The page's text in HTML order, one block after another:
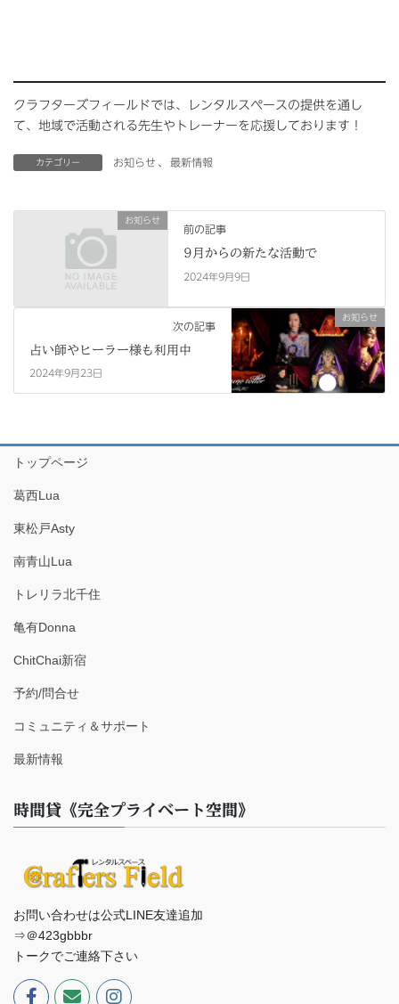
クラフターズフィールドでは、レンタルスペースの提供を通し
て、地域で活動される先生やトレーナーを応援しております！
カテゴリー お知らせ 、 最新情報
お知らせ
前の記事
9月からの新たな活動で
2024年9月9日
お知らせ
次の記事
占い師やヒーラー様も利用中
2024年9月23日
トップページ
葛西Lua
東松戸Asty
南青山Lua
トレリラ北千住
亀有Donna
ChitChai新宿
予約/問合せ
コミュニティ＆サポート
最新情報
時間貸《完全プライベート空間》
お問い合わせは公式LINE友達追加
⇒＠423gbbbr
トークでご連絡下さい